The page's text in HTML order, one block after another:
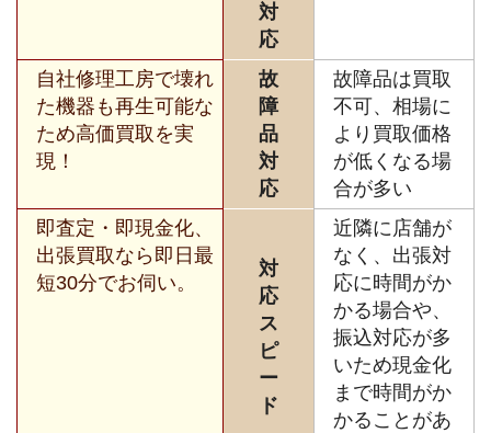
対
応
自社修理工房で壊れ
た機器も再生可能な
ため高価買取を実
現！
故
障
品
対
応
故障品は買取
不可、相場に
より買取価格
が低くなる場
合が多い
即査定・即現金化、
出張買取なら即日最
短30分でお伺い。
対
応
ス
ピ
ー
ド
近隣に店舗が
なく、出張対
応に時間がか
かる場合や、
振込対応が多
いため現金化
まで時間がか
かることがあ